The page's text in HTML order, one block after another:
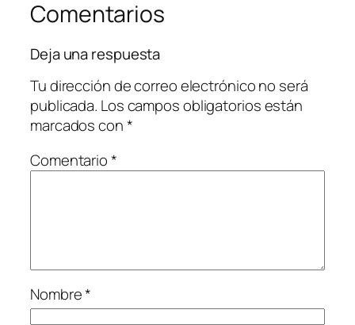
Comentarios
Deja una respuesta
Tu dirección de correo electrónico no será
publicada. Los campos obligatorios están
marcados con*
Comentario*
Nombre*